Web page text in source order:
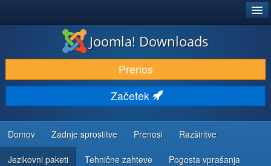
PRENESI IN RAZŠIRI
ODKRIJTE & IZVEJTE
SKUPNOST IN PODPORA
VIRI ZA RAZVIJALCE
Joomla! Downloads
Prenos
Začetek
Domov Zadnje sprostitve Prenosi Razširitve
Jezikovni paketi Tehnične zahteve Pogosta vprašanja